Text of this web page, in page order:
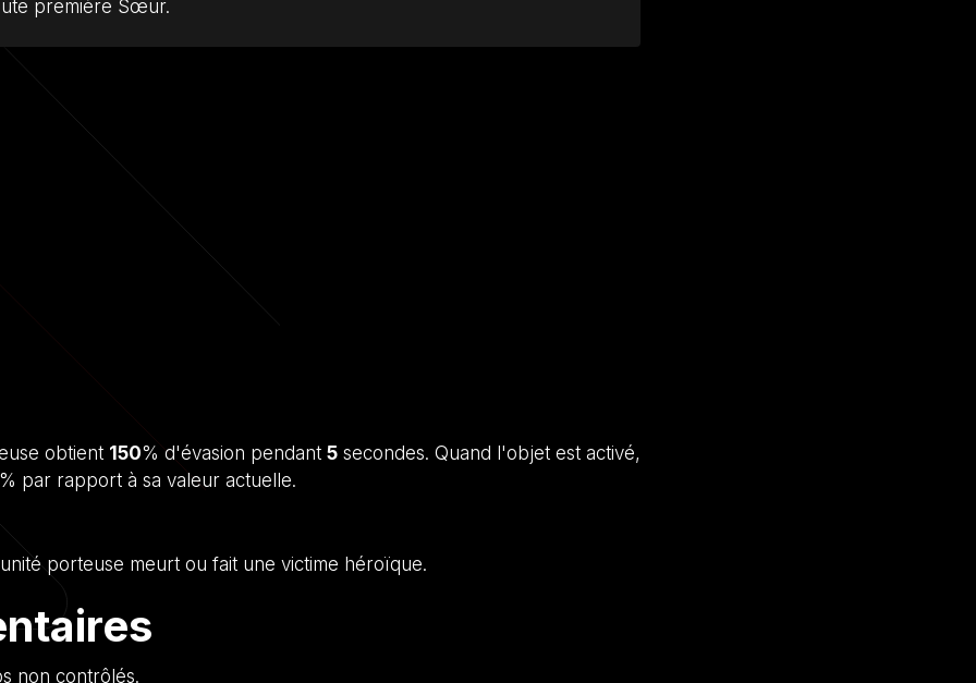
première Sœur.
obtient 150% d'évasion pendant 5 secondes. Quand l'objet est activé,
par rapport à sa valeur actuelle.
porteuse meurt ou fait une victime héroïque.
non contrôlés.